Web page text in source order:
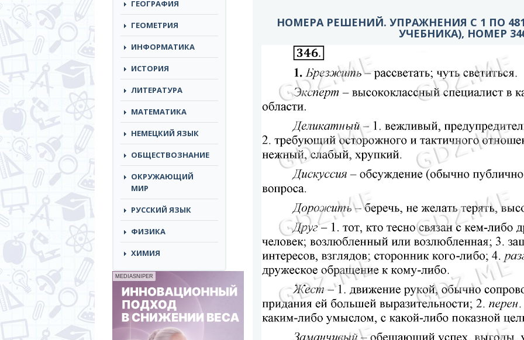
ГЕОГРАФИЯ
ГЕОМЕТРИЯ
ИНФОРМАТИКА
ИСТОРИЯ
ЛИТЕРАТУРА
МАТЕМАТИКА
НЕМЕЦКИЙ ЯЗЫК
ОБЩЕСТВОЗНАНИЕ
ОКРУЖАЮЩИЙ
МИР
РУССКИЙ ЯЗЫК
ФИЗИКА
ХИМИЯ
MEDIASNIPER
НОМЕРА РЕШЕНИЙ. УПРАЖНЕНИЯ С 1 ПО
УЧЕБНИКА), НОМЕР